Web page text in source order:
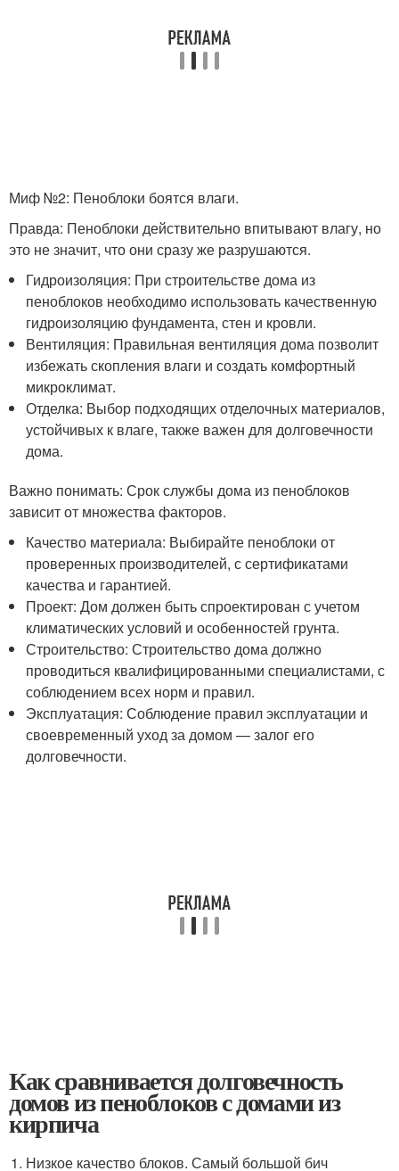
Миф №2: Пеноблоки боятся влаги.
Правда: Пеноблоки действительно впитывают влагу, но
это не значит, что они сразу же разрушаются.
Гидроизоляция: При строительстве дома из
пеноблоков необходимо использовать качественную
гидроизоляцию фундамента, стен и кровли.
Вентиляция: Правильная вентиляция дома позволит
избежать скопления влаги и создать комфортный
микроклимат.
Отделка: Выбор подходящих отделочных материалов,
устойчивых к влаге, также важен для долговечности
дома.
Важно понимать: Срок службы дома из пеноблоков
зависит от множества факторов.
Качество материала: Выбирайте пеноблоки от
проверенных производителей, с сертификатами
качества и гарантией.
Проект: Дом должен быть спроектирован с учетом
климатических условий и особенностей грунта.
Строительство: Строительство дома должно
проводиться квалифицированными специалистами, с
соблюдением всех норм и правил.
Эксплуатация: Соблюдение правил эксплуатации и
своевременный уход за домом — залог его
долговечности.
Как сравнивается долговечность
домов из пеноблоков с домами из
кирпича
Низкое качество блоков. Самый большой бич